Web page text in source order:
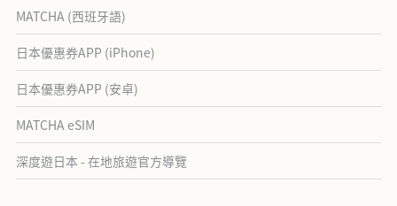
MATCHA (西班牙語)
日本優惠券APP (iPhone)
日本優惠券APP (安卓)
MATCHA eSIM
深度遊日本 - 在地旅遊官方導覽